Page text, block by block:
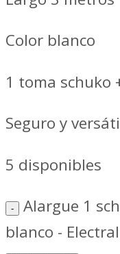
Color blanco
1 toma schuko
Seguro y
5 disponibles
Alargue 1
blanco -